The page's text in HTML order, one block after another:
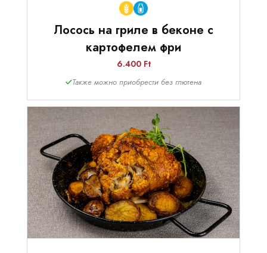
Лосось на гриле в беконе с
картофелем фри
6.400 Ft
Также можно приобрести без глютена